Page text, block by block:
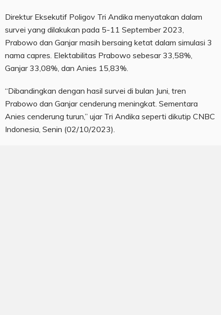
Direktur Eksekutif Poligov Tri Andika menyatakan dalam
survei yang dilakukan pada 5-11 September 2023,
Prabowo dan Ganjar masih bersaing ketat dalam simulasi 3
nama capres. Elektabilitas Prabowo sebesar 33,58%,
Ganjar 33,08%, dan Anies 15,83%.
“Dibandingkan dengan hasil survei di bulan Juni, tren
Prabowo dan Ganjar cenderung meningkat. Sementara
Anies cenderung turun,” ujar Tri Andika seperti dikutip CNBC
Indonesia, Senin (02/10/2023).